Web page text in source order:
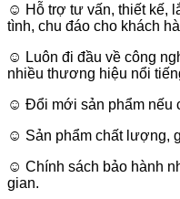
☺ Hỗ trợ tư vấn, thiết kế,
tình, chu đáo cho khách
☺ Luôn đi đầu về công
nhiều thương hiệu nổi
☺ Đổi mới sản phẩm nếu
☺ Sản phẩm chất lượng,
☺ Chính sách bảo hành
gian.